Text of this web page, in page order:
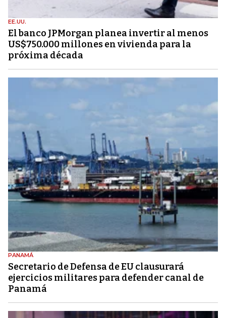
EE.UU.
El banco JPMorgan planea invertir al menos
US$750.000 millones en vivienda para la
próxima década
PANAMÁ
Secretario de Defensa de EU clausurará
ejercicios militares para defender canal de
Panamá